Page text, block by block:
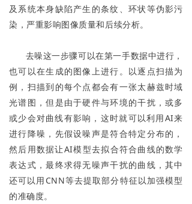
及系统本身缺陷产生的条纹、环状等伪影污
染，严重影响图像质量和后续分析。
去噪这一步骤可以在第一手数据中进行，
也可以在生成的图像上进行。以逐点扫描为
例，扫描到的每个点都会有一张太赫兹时域
光谱图，但是由于硬件与环境的干扰，或多
或少会对曲线有影响，这时就可以利用AI来
进行降噪，先假设噪声是符合特定分布的，
然后用数据让AI模型去拟合符合曲线的数学
表达式，最终求得无噪声干扰的曲线，其中
还可以用CNN等去提取部分特征以加强模型
的准确度。